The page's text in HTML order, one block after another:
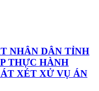
NHÂN DÂN TỈNH
THỰC HÀNH
XÉT XỬ VỤ ÁN